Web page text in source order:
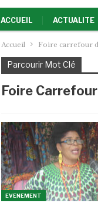
ACCUEIL ACTUALITE
Accueil Foire carrefour
Parcourir Mot Clé
Foire
EVENEMENT